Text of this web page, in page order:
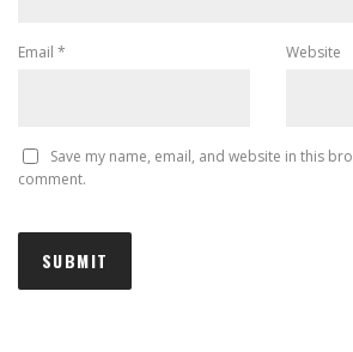
Email * Website
Save my name, email, and website in this
comment.